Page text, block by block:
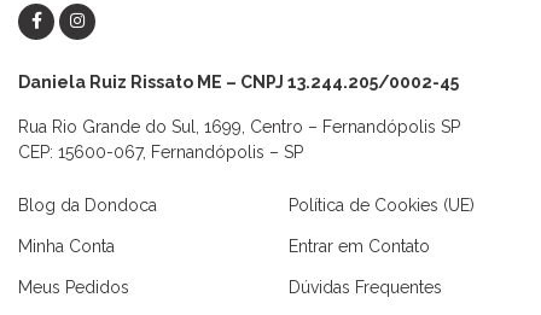
Daniela Ruiz Rissato ME – CNPJ 13.244.205/0002-45
Rua Rio Grande do Sul, 1699, Centro – Fernandópolis SP
CEP: 15600-067, Fernandópolis – SP
Blog da Dondoca
Minha Conta
Meus Pedidos
Política de Cookies (UE)
Entrar em Contato
Dúvidas Frequentes